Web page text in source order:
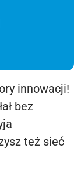
innowacji!
bez
też sieć